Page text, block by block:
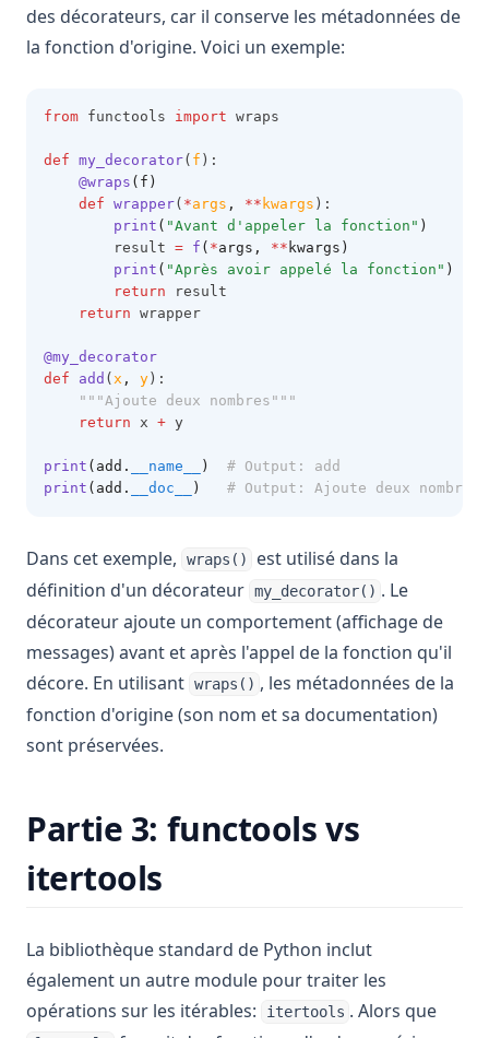
des décorateurs, car il conserve les métadonnées de
la fonction d'origine. Voici un exemple:
from functools import wraps
def my_decorator( f ):
@wraps (f)
def wrapper( *args , ** kwargs ):
print ( "Avant d'appeler la fonction" )
        result
= f ( *args, ** kwargs)
print ( "Après avoir appelé la fonction" )
return result
return wrapper
@my_decorator
def
add ( x , y ):
"""Ajoute deux nombres"""
return x + y
print (add. __name__ )
# Output: add
print (add. __doc__ ) # Output: Ajoute deux nombres
Dans cet exemple, wraps()
est utilisé dans la
définition d'un décorateur my_decorator() . Le
décorateur ajoute un comportement (affichage de
messages) avant et après l'appel de la fonction qu'il
décore. En utilisant wraps() , les métadonnées de la
fonction d'origine (son nom et sa documentation)
sont préservées.
Partie 3: functools vs
itertools
La bibliothèque standard de Python inclut
également un autre module pour traiter les
opérations sur les itérables:
itertools . Alors que